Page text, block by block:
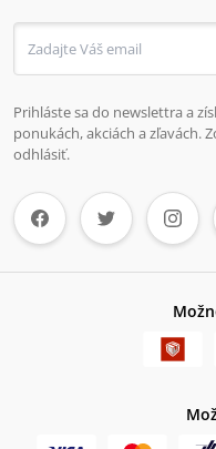
Prihláste sa do newslettra a
ponukách, akciách a zľavách.
odhlásiť.